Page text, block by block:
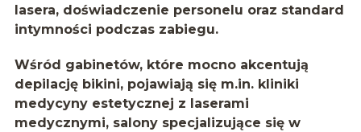
lasera, doświadczenie personelu oraz standard
intymności podczas zabiegu.
Wśród gabinetów, które mocno akcentują
depilację bikini, pojawiają się m.in. kliniki
medycyny estetycznej z laserami
medycznymi, salony specjalizujące się w